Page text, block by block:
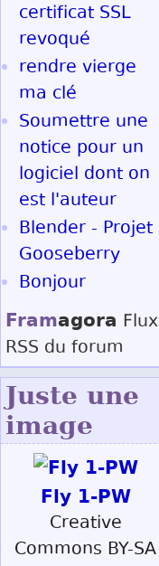
certificat SSL
revoqué
rendre vierge
ma clé
Soumettre une
notice pour un
logiciel dont on
est l'auteur
Blender - Projet
Gooseberry
Bonjour
Framagora Flux
RSS du forum
Juste une
image
Fly 1-PW
Creative
Commons BY-SA